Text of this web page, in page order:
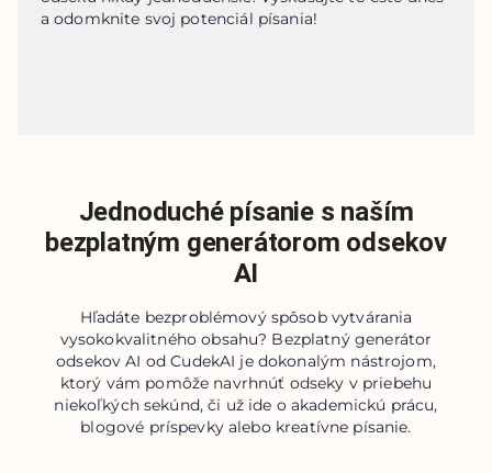
a odomknite svoj potenciál písania!
Jednoduché písanie s naším
bezplatným generátorom odsekov
AI
Hľadáte bezproblémový spôsob vytvárania
vysokokvalitného obsahu? Bezplatný generátor
odsekov AI od CudekAI je dokonalým nástrojom,
ktorý vám pomôže navrhnúť odseky v priebehu
niekoľkých sekúnd, či už ide o akademickú prácu,
blogové príspevky alebo kreatívne písanie.